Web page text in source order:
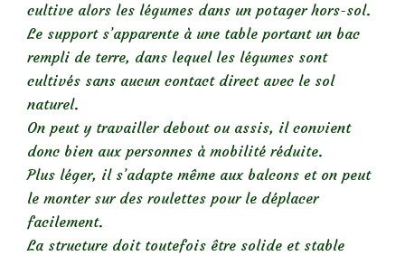
cultive alors les légumes dans un potager hors-sol.
Le support s’apparente à une table portant un bac
rempli de terre, dans lequel les légumes sont
cultivés sans aucun contact direct avec le sol
naturel.
On peut y travailler debout ou assis, il convient
donc bien aux personnes à mobilité réduite.
Plus léger, il s’adapte même aux balcons et on peut
le monter sur des roulettes pour le déplacer
facilement.
La structure doit toutefois être solide et stable